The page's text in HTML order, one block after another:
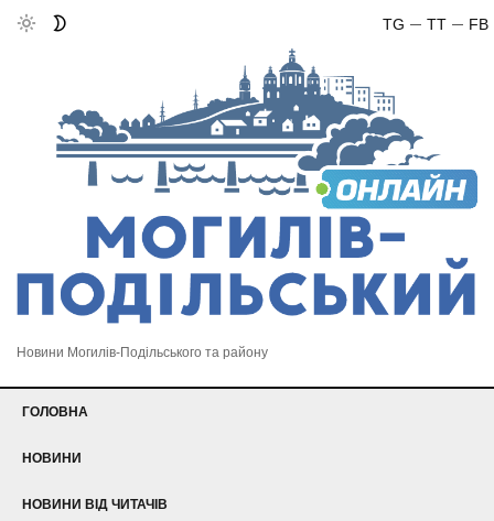
FB
TT
TG
Новини Могилів-Подільського та району
ГОЛОВНА
НОВИНИ
НОВИНИ ВІД ЧИТАЧІВ